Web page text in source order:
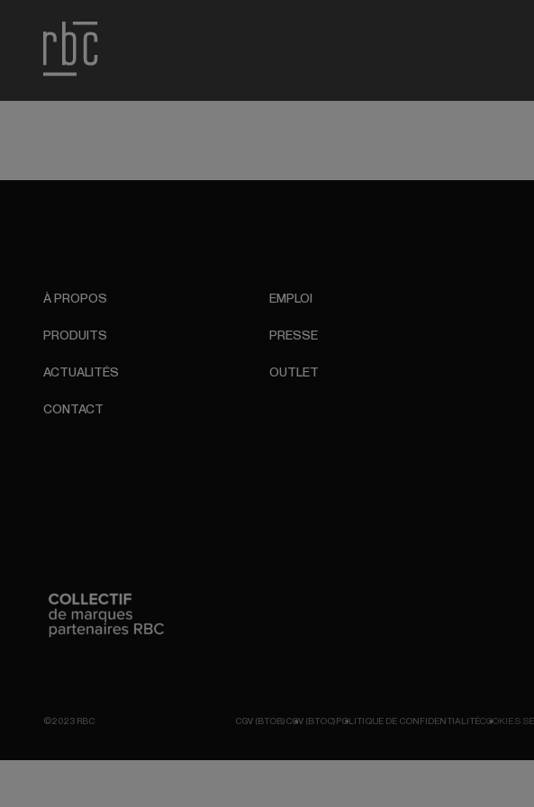
À PROPOS
PRODUITS
ACTUALITÉS
CONTACT
EMPLOI
PRESSE
OUTLET
©2023 RBC CGV (BTOB)CGV (BTOC)POLITIQUE DE CONFIDENTIALITÉCOOKIES